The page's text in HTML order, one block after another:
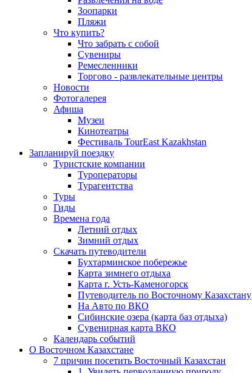
Зоопарки
Пляжи
Что купить?
Что забрать с собой
Сувениры
Ремесленники
Торгово - развлекательные центры
Новости
Фотогалерея
Афиша
Музеи
Кинотеатры
Фестиваль TourEast Kazakhstan
Запланируй поездку
Туристские компании
Туроператоры
Турагентства
Туры
Гиды
Времена года
Летний отдых
Зимний отдых
Скачать путеводители
Бухтарминское побережье
Карта зимнего отдыха
Карта г. Усть-Каменогорск
Путеводитель по Восточному Казахстану
На Авто по ВКО
Сибинские озера (карта баз отдыха)
Сувенирная карта ВКО
Календарь событий
О Восточном Казахстане
7 причин посетить Восточный Казахстан